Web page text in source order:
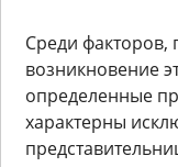
Среди
возникновение
определенные
характерны